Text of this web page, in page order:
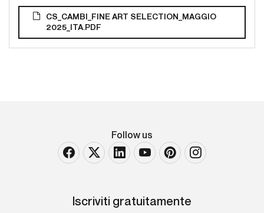
CS_CAMBI_FINE ART SELECTION_MAGGIO
2025_ITA.PDF
Follow us
Iscriviti gratuitamente